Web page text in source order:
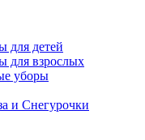
для детей
для взрослых
уборы
и Снегурочки